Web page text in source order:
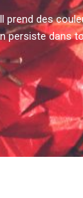
Il prend des
persiste dans